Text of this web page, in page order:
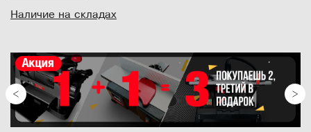
Наличие на складах